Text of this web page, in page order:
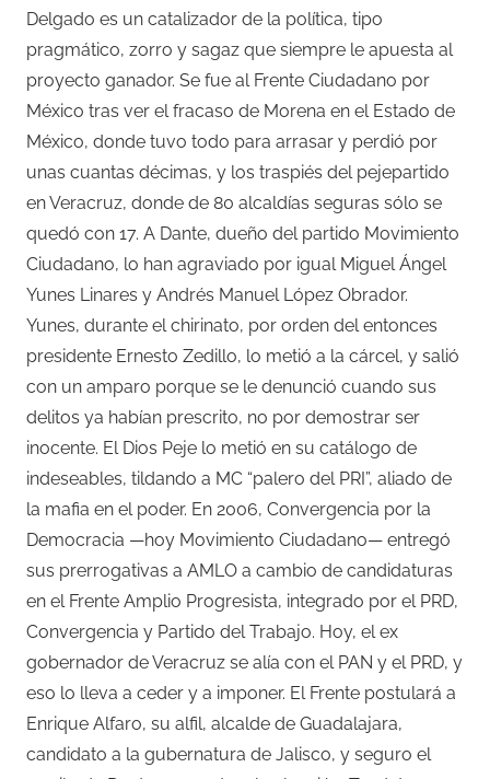
Delgado es un catalizador de la política, tipo
pragmático, zorro y sagaz que siempre le apuesta al
proyecto ganador. Se fue al Frente Ciudadano por
México tras ver el fracaso de Morena en el Estado de
México, donde tuvo todo para arrasar y perdió por
unas cuantas décimas, y los traspiés del pejepartido
en Veracruz, donde de 80 alcaldías seguras sólo se
quedó con 17. A Dante, dueño del partido Movimiento
Ciudadano, lo han agraviado por igual Miguel Ángel
Yunes Linares y Andrés Manuel López Obrador.
Yunes, durante el chirinato, por orden del entonces
presidente Ernesto Zedillo, lo metió a la cárcel, y salió
con un amparo porque se le denunció cuando sus
delitos ya habían prescrito, no por demostrar ser
inocente. El Dios Peje lo metió en su catálogo de
indeseables, tildando a MC “palero del PRI”, aliado de
la mafia en el poder. En 2006, Convergencia por la
Democracia —hoy Movimiento Ciudadano— entregó
sus prerrogativas a AMLO a cambio de candidaturas
en el Frente Amplio Progresista, integrado por el PRD,
Convergencia y Partido del Trabajo. Hoy, el ex
gobernador de Veracruz se alía con el PAN y el PRD, y
eso lo lleva a ceder y a imponer. El Frente postulará a
Enrique Alfaro, su alfil, alcalde de Guadalajara,
candidato a la gubernatura de Jalisco, y seguro el